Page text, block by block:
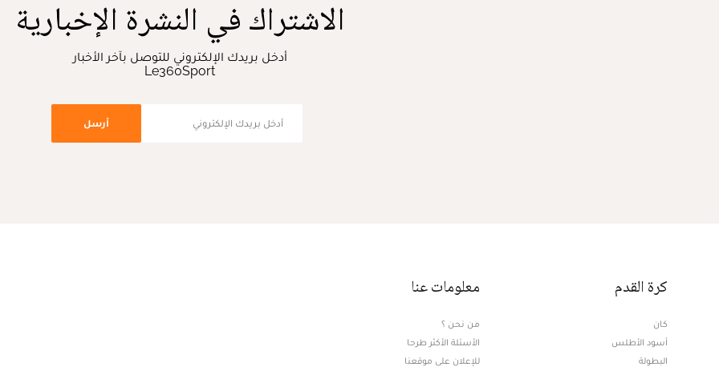
الاشتراك في النشرة الإخبارية
أدخل بريدك الإلكتروني للتوصل بآخر الأخبار
Le360Sport
أرسل
كرة القدم
كان
أسود الأطلس
البطولة
معلومات عنا
من نحن ؟
الأسئلة الأكثر طرحا
للإعلان على موقعنا